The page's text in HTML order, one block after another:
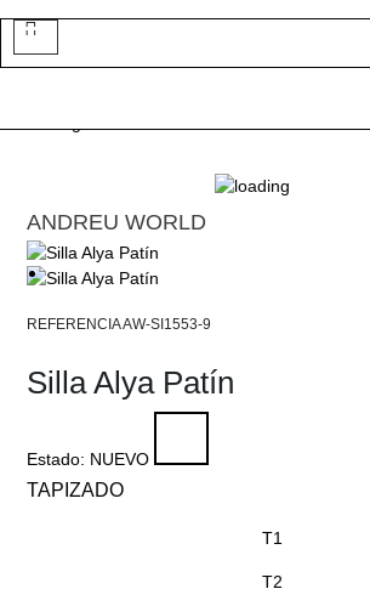
Toggle
ANDREU WORLD
AW-SI1553-9
Silla Alya Patín
Estado: NUEVO
TAPIZADO
T1
T2